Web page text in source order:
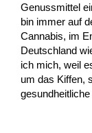
Genussmittel
bin immer auf
Cannabis, im
Deutschland
ich mich, weil
um das Kiffen,